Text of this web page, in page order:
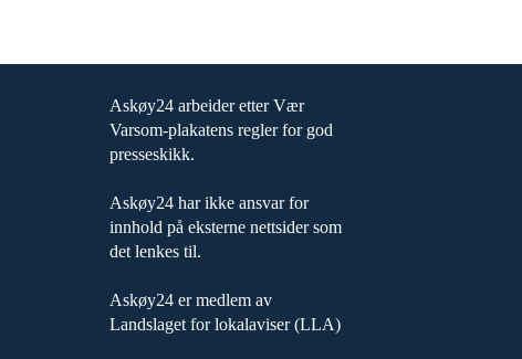
Askøy24 arbeider etter Vær
Varsom-plakatens regler for god
presseskikk.
Askøy24 har ikke ansvar for
innhold på eksterne nettsider som
det lenkes til.
Askøy24 er medlem av
Landslaget for lokalaviser (LLA)